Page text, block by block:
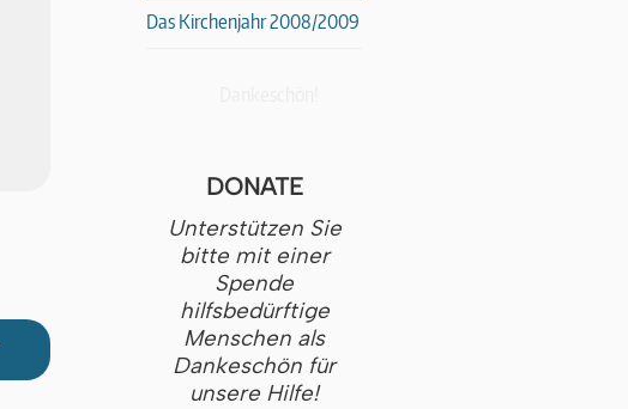
Das Kirchenjahr 2008/2009
DONATE
Unterstützen Sie
bitte mit einer
Spende
hilfsbedürftige
Menschen als
Dankeschön für
unsere Hilfe!